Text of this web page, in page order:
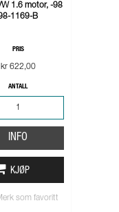
1.6 motor, -98
1169-B
PRIS
kr 622,00
ANTALL
INFO
KJØP
som favoritt